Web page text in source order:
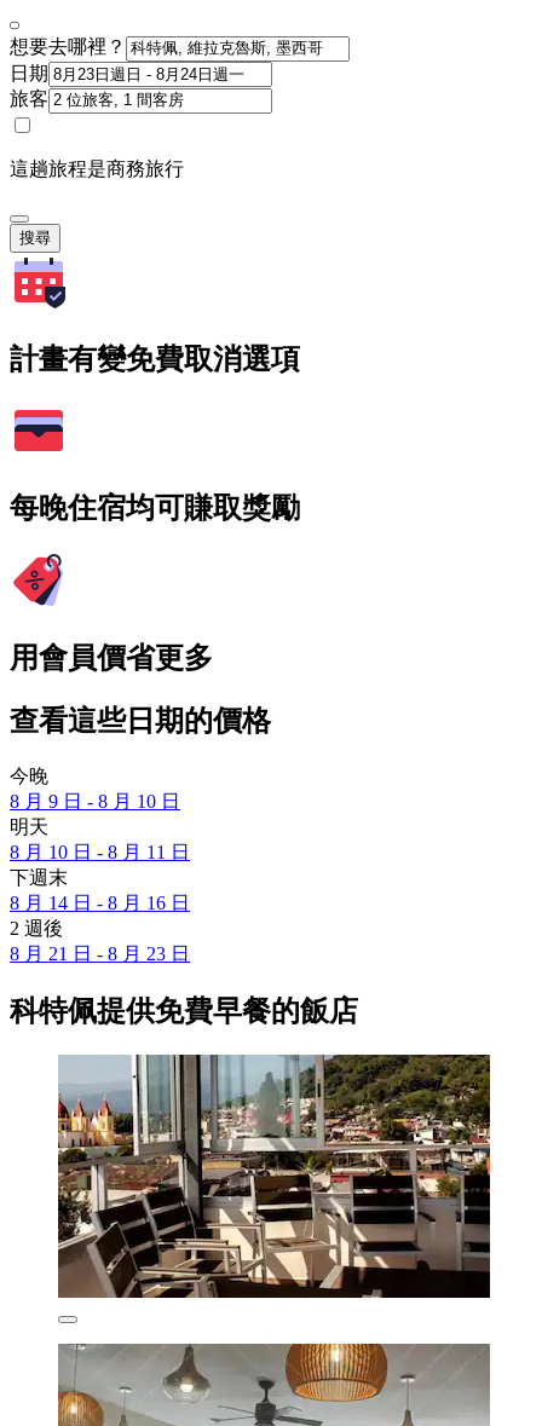
想要去哪裡？
日期
旅客
這趟旅程是商務旅行
搜尋
計畫有變免費取消選項
每晚住宿均可賺取獎勵
用會員價省更多
查看這些日期的價格
今晚
8 月 9 日 - 8 月 10 日
明天
8 月 10 日 - 8 月 11 日
下週末
8 月 14 日 - 8 月 16 日
2 週後
8 月 21 日 - 8 月 23 日
科特佩提供免費早餐的飯店